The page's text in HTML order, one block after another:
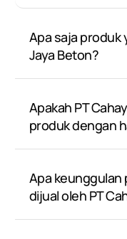
Apa saja produk
Jaya Beton?
Apakah PT
produk dengan
Apa keunggulan
dijual oleh PT